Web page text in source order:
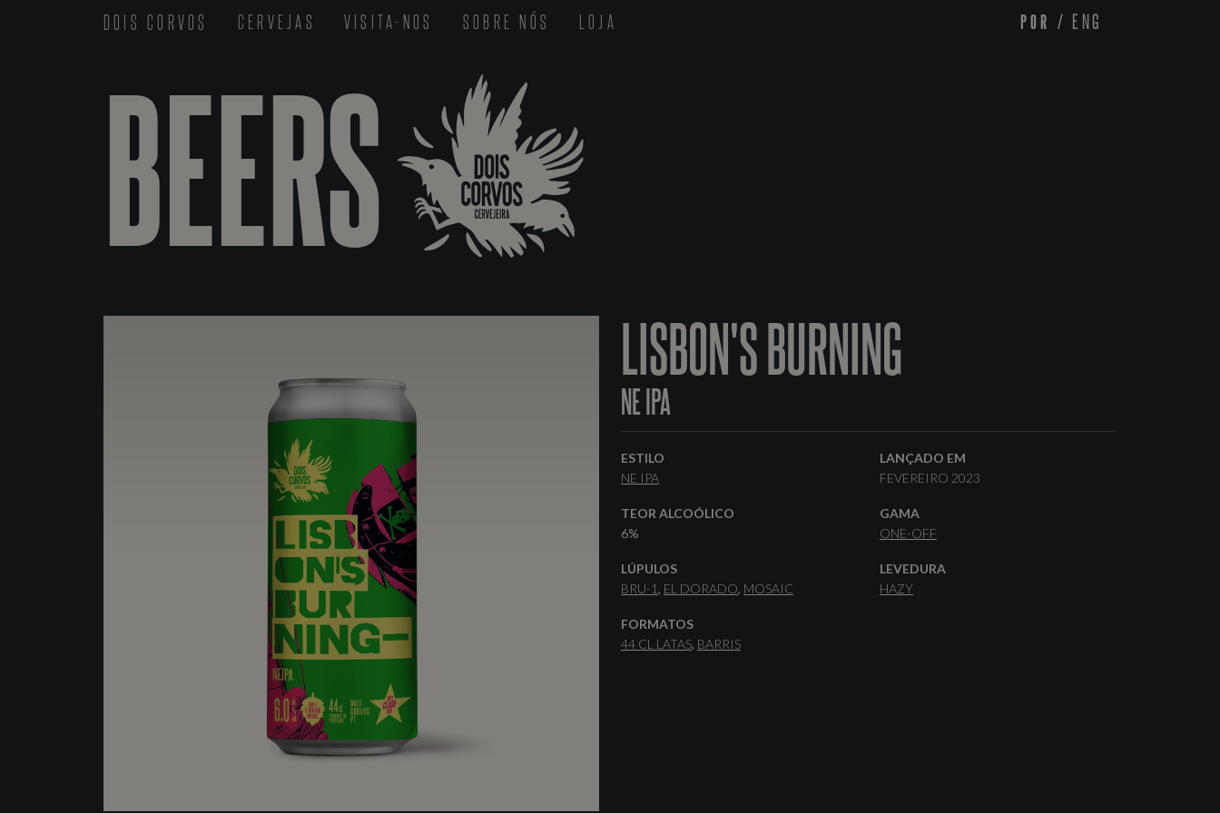
DOIS CORVOS CERVEJAS VISITA-NOS SOBRE NÓS LOJA POR / ENG
BEERS
LISBON'S BURNING
NE IPA
ESTILO
NE IPA
LANÇADO EM
FEVEREIRO 2023
TEOR ALCOÓLICO
6%
GAMA
ONE-OFF
LÚPULOS
BRU-1 EL DORADO MOSAIC
LEVEDURA
HAZY
FORMATOS
44 CL LATAS BARRIS